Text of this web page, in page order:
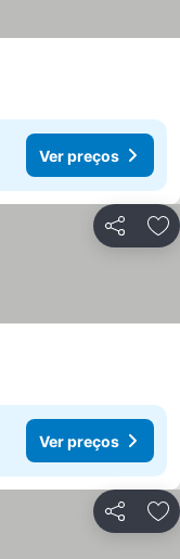
Ver preços
Partilhar
Ver preços
Partilhar